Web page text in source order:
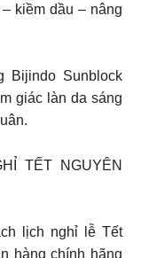
kiềm dầu – nâng
Bijindo Sunblock
giác làn da sáng
TẾT NGUYÊN
lịch nghỉ lễ Tết
hàng chính hãng